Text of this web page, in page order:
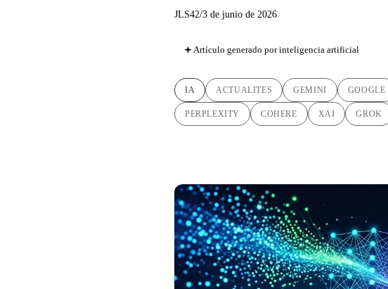
JLS42/3 de junio de 2026
Artículo generado por inteligencia artificial
IA ACTUALITES GEMINI GOOGLE
PERPLEXITY COHERE XAI GROK